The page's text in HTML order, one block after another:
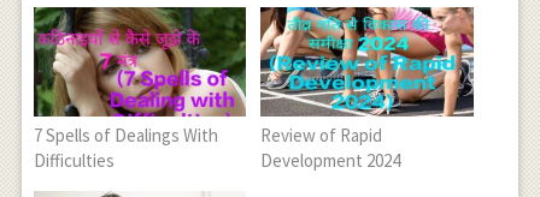
7 Spells of Dealings With
Difficulties
Review of Rapid
Development 2024